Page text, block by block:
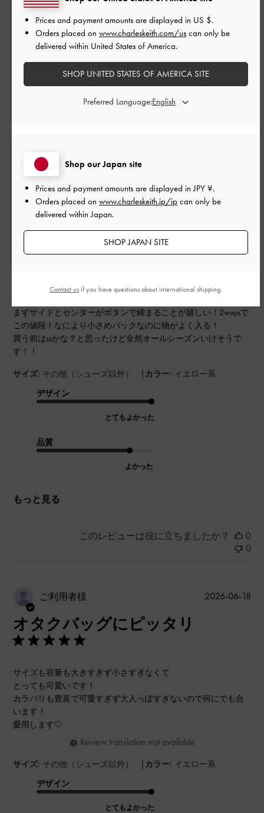
デザイン
とてもよかった
このレビューは役に立ちましたか？
誕生日プレゼントにっ！
まずサイドとセンターがボタンで締まることが嬉しい！2waysで
この値段！なにより小さめバックなのに物がよく入る！
買う前はssかな？と思ったけど全然オールシーズンいけそうで
す！！
サイズ: その他（シューズ以外） | カラー: イエロー系
デザイン
とてもよかった
品質
よかった
もっと見る
このレビューは役に立ちましたか？
0
0
ご利用者様
オタクバッグにピッタリ
サイズも容量も大きすぎず小さすぎなくて
とっても可愛いです！
カラバリも豊富で可愛すぎず大人っぽすぎないので何にでも合
います！
愛用します♡
サイズ: その他（シューズ以外） | カラー: イエロー系
デザイン
とてもよかった
Review translation not available
公
2026-06-18
Shop our Japan site
Prices and payment amounts are displayed inJPY ¥.
Orders placed on www.charleskeith.jp/jp can only be
delivered within Japan.
SHOP JAPAN SITE
Prices and payment amounts are displayed in US $.
Orders placed on www.charleskeith.com/us can only be
delivered within United States of America.
SHOP UNITED STATES OF AMERICA SITE
Preferred Language:
Contact usif you have questions about international shipping.